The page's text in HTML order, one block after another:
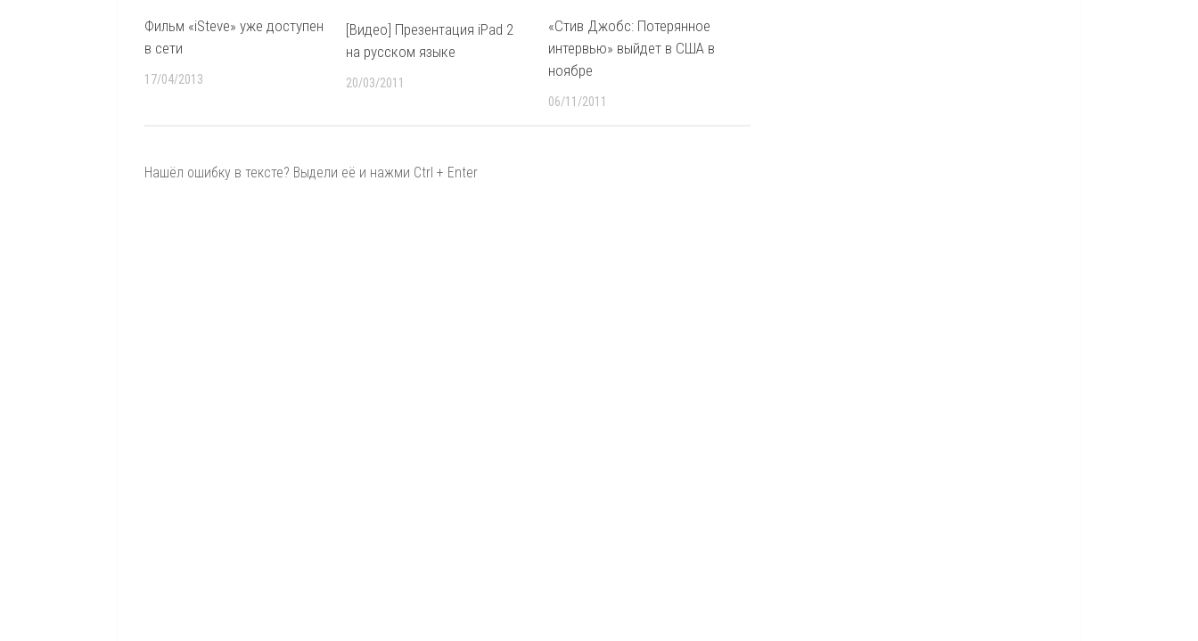
Фильм «iSteve» уже доступен
в сети
17/04/2013
[Видео] Презентация iPad 2
на русском языке
20/03/2011
«Стив Джобс: Потерянное
интервью» выйдет в США в
ноябре
06/11/2011
Нашёл ошибку в тексте? Выдели её и нажми Ctrl + Enter